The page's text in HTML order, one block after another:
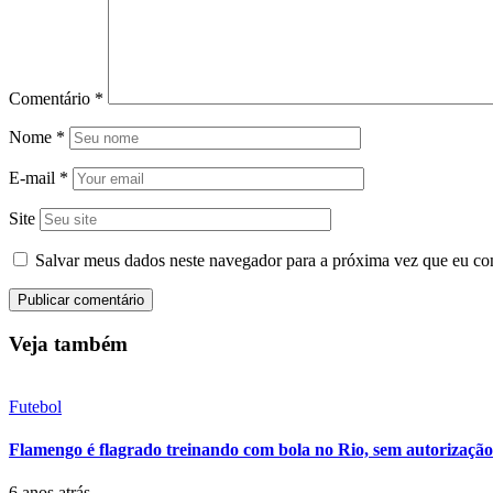
Comentário *
Nome *
E-mail *
Site
Salvar meus dados neste navegador para a próxima vez que eu
Veja também
Futebol
Flamengo é flagrado treinando com bola no Rio, sem autorização